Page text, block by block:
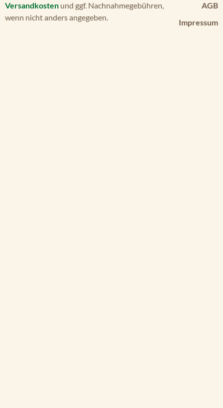
AGB
Impressum
Versandkosten und ggf. Nachnahmegebühren,
wenn nicht anders angegeben.